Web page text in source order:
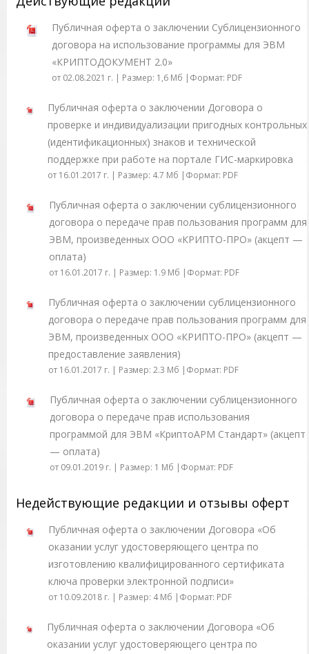
Публичная оферта о заключении Сублицензионного
договора на использование программы для ЭВМ
«КРИПТОДОКУМЕНТ 2.0»
от 02.08.2021 г. | Размер: 1,6 Mб |Формат: PDF
Публичная оферта о заключении Договора о
проверке и индивидуализации пригодных контрольных
(идентификационных) знаков и технической
поддержке при работе на портале ГИС-маркировка
от 16.01.2017 г. | Размер: 4.7 Мб |Формат: PDF
Публичная оферта о заключении сублицензионного
договора о передаче прав пользования программ для
ЭВМ, произведенных ООО «КРИПТО-ПРО» (акцепт —
оплата)
от 16.01.2017 г. | Размер: 1.9 Мб |Формат: PDF
Публичная оферта о заключении сублицензионного
договора о передаче прав пользования программ для
ЭВМ, произведенных ООО «КРИПТО-ПРО» (акцепт —
предоставление заявления)
от 16.01.2017 г. | Размер: 2.3 Мб |Формат: PDF
Публичная оферта о заключении сублицензионного
договора о передаче прав использования
программой для ЭВМ «КриптоАРМ Стандарт» (акцепт
— оплата)
от 09.01.2019 г. | Размер: 1 Mб |Формат: PDF
Недействующие редакции и отзывы оферт
Публичная оферта о заключении Договора «Об
оказании услуг удостоверяющего центра по
изготовлению квалифицированного сертификата
ключа проверки электронной подписи»
от 10.09.2018 г. | Размер: 4 Mб |Формат: PDF
Публичная оферта о заключении Договора «Об
оказании услуг удостоверяющего центра по